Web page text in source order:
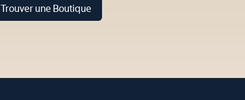
Trouver une Boutique